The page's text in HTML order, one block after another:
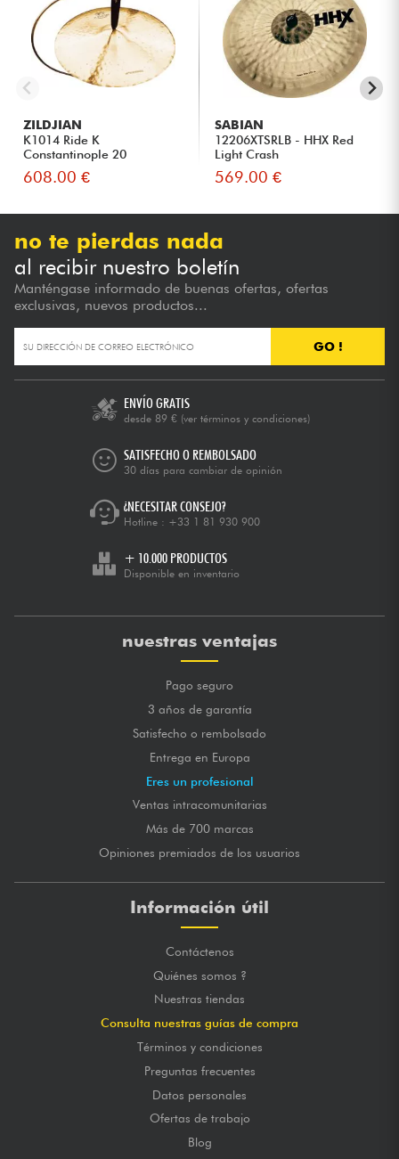
ZILDJIAN
K1014 Ride K
Constantinople 20
Suspended
608.00 €
SABIAN
12206XTSRLB - HHX Red
Light Crash
569.00 €
no te pierdas nada
al recibir nuestro boletín
Manténgase informado de buenas ofertas, ofertas
exclusivas, nuevos productos...
GO !
ENVÍO GRATIS
desde 89 € (ver términos y condiciones)
SATISFECHO O REMBOLSADO
30 días para cambiar de opinión
¿NECESITAR CONSEJO?
Hotline : +33 1 81 930 900
+ 10.000 PRODUCTOS
Disponible en inventario
nuestras ventajas
Pago seguro
3 años de garantía
Satisfecho o rembolsado
Entrega en Europa
Eres un profesional
Ventas intracomunitarias
Más de 700 marcas
Opiniones premiados de los usuarios
Información útil
Contáctenos
Quiénes somos ?
Nuestras tiendas
Consulta nuestras guías de compra
Términos y condiciones
Preguntas frecuentes
Datos personales
Ofertas de trabajo
Blog